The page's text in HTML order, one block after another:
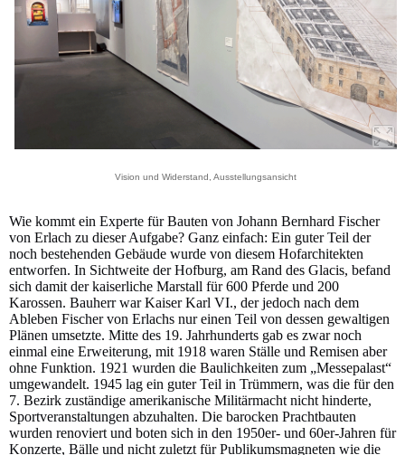
Vision und Widerstand, Ausstellungsansicht
Wie kommt ein Experte für Bauten von Johann Bernhard Fischer
von Erlach zu dieser Aufgabe? Ganz einfach: Ein guter Teil der
noch bestehenden Gebäude wurde von diesem Hofarchitekten
entworfen. In Sichtweite der Hofburg, am Rand des Glacis, befand
sich damit der kaiserliche Marstall für 600 Pferde und 200
Karossen. Bauherr war Kaiser Karl VI., der jedoch nach dem
Ableben Fischer von Erlachs nur einen Teil von dessen gewaltigen
Plänen umsetzte. Mitte des 19. Jahrhunderts gab es zwar noch
einmal eine Erweiterung, mit 1918 waren Ställe und Remisen aber
ohne Funktion. 1921 wurden die Baulichkeiten zum „Messepalast“
umgewandelt. 1945 lag ein guter Teil in Trümmern, was die für den
7. Bezirk zuständige amerikanische Militärmacht nicht hinderte,
Sportveranstaltungen abzuhalten. Die barocken Prachtbauten
wurden renoviert und boten sich in den 1950er- und 60er-Jahren für
Konzerte, Bälle und nicht zuletzt für Publikumsmagneten wie die